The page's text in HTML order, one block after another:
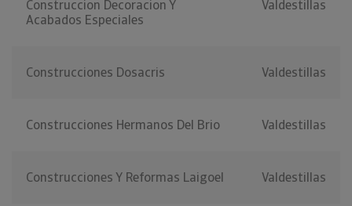
Construccion Decoracion Y
Acabados Especiales
Valdestillas
Construcciones Dosacris Valdestillas
Construcciones Hermanos Del Brio Valdestillas
Construcciones Y Reformas Laigoel Valdestillas